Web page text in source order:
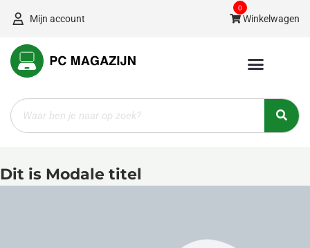
naar
inhoud
Mijn account
0
Winkelwagen
Zoeken
Dit is Modale titel